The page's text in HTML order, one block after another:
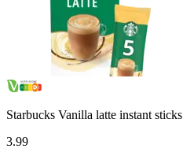
Starbucks Vanilla latte instant sticks
3.99